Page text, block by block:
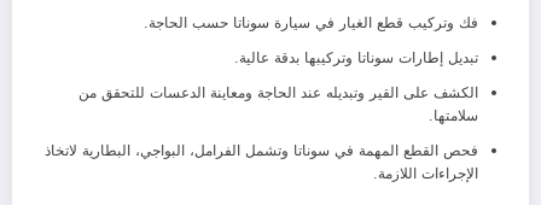
فك وتركيب قطع الغيار في سيارة سوناتا حسب الحاجة.
تبديل إطارات سوناتا وتركيبها بدقة عالية.
الكشف على القير وتبديله عند الحاجة ومعاينة الدعسات للتحقق من
سلامتها.
فحص القطع المهمة في سوناتا وتشمل الفرامل، البواجي، البطارية لاتخاذ
الإجراءات اللازمة.